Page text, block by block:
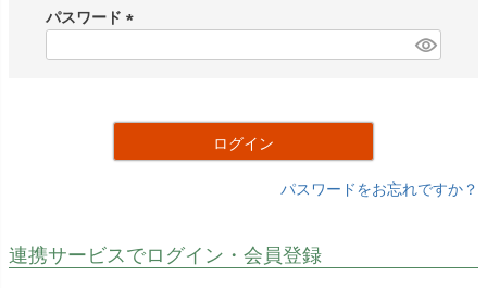
)
パスワード
ログイン
パスワードをお忘れですか？
連携サービスでログイン・会員登録